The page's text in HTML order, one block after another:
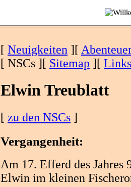
[ Neuigkeiten ][
[ NSCs ][ Sitemap ][ Links
Elwin Treublatt
[ zu den NSCs ]
Vergangenheit:
Am 17. Efferd des Jahres
Elwin im kleinen